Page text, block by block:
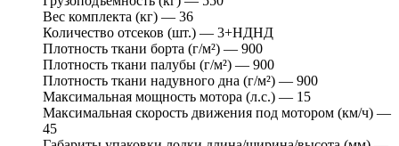
Вес комплекта (кг) — 36
Количество отсеков (шт.) — 3+НДНД
Плотность ткани борта (г/м²) — 900
Плотность ткани палубы (г/м²) — 900
Плотность ткани надувного дна (г/м²) — 900
Максимальная мощность мотора (л.с.) — 15
Максимальная скорость движения под мотором (км/ч) —
45